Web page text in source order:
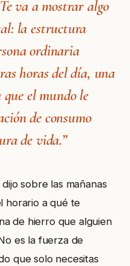
va a mostrar algo
la estructura
ordinaria
horas del día, una
el mundo le
de consumo
de vida.”
sobre las mañanas
horario a qué te
de hierro que alguien
es la fuerza de
que solo necesitas